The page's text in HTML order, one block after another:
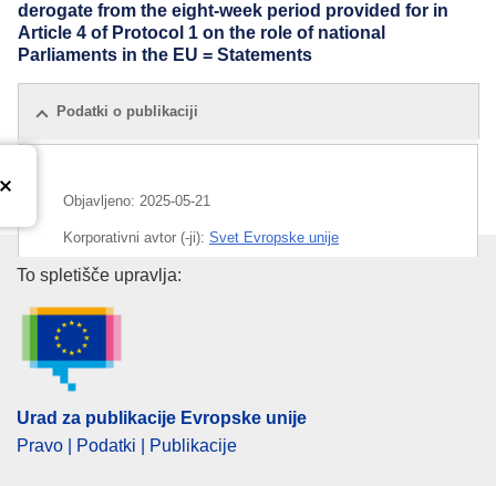
derogate from the eight-week period provided for in
Article 4 of Protocol 1 on the role of national
Parliaments in the EU = Statements
Podatki o publikaciji
Objavljeno: 2025-05-21
Korporativni avtor (-ji): Svet Evropske unije
IMMC : ST 8905 2025 ADD 1 REV 2
Urad za publikacije Evropske
To spletišče upravlja:
Urad za publikacije Evropske unije
Pravo | Podatki | Publikacije